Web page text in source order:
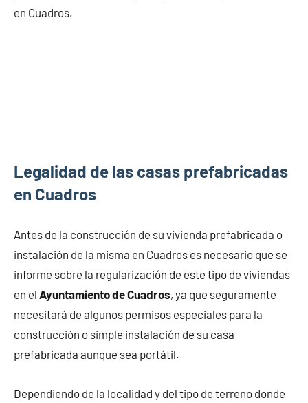
en Cuadros.
Legalidad de las casas prefabricadas
en Cuadros
Antes de la construcción de su vivienda prefabricada o
instalación de la misma en Cuadros es necesario que se
informe sobre la regularización de este tipo de viviendas
en el Ayuntamiento de Cuadros, ya que seguramente
necesitará de algunos permisos especiales para la
construcción o simple instalación de su casa
prefabricada aunque sea portátil.
Dependiendo de la localidad y del tipo de terreno donde